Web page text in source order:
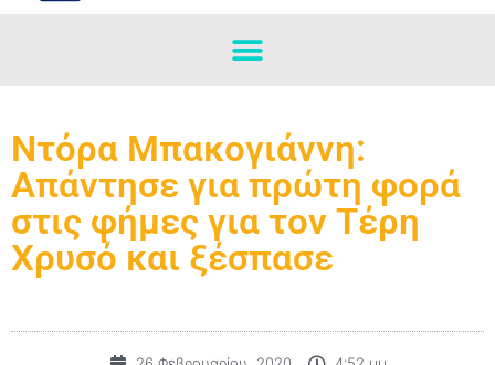
Ντόρα Μπακογιάννη:
Απάντησε για πρώτη φορά
στις φήμες για τον Τέρη
Χρυσό και ξέσπασε